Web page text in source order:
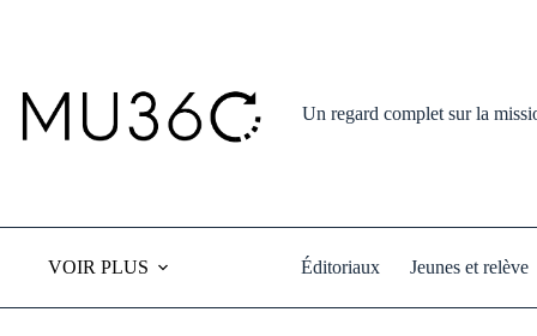
Un regard complet sur la
VOIR PLUS Éditoriaux Jeunes et relève